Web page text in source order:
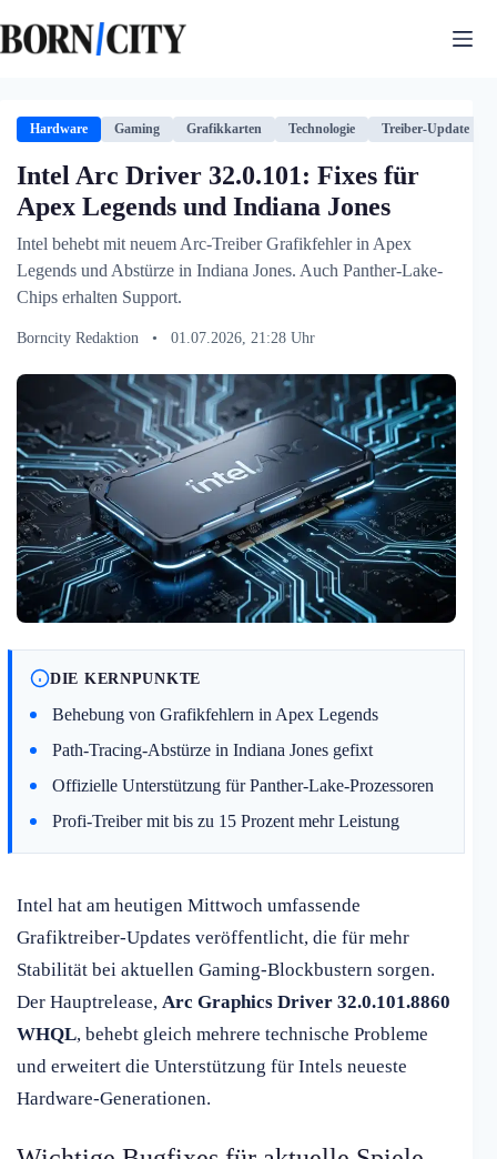
Inhalt
springen
Hardware Gaming Grafikkarten Technologie Treiber-Update
Intel Arc Driver 32.0.101: Fixes für
Apex Legends und Indiana Jones
Intel behebt mit neuem Arc-Treiber Grafikfehler in Apex
Legends und Abstürze in Indiana Jones. Auch Panther-Lake-
Chips erhalten Support.
Borncity Redaktion • 01.07.2026, 21:28 Uhr
DIE KERNPUNKTE
Behebung von Grafikfehlern in Apex Legends
Path-Tracing-Abstürze in Indiana Jones gefixt
Offizielle Unterstützung für Panther-Lake-Prozessoren
Profi-Treiber mit bis zu 15 Prozent mehr Leistung
Intel hat am heutigen Mittwoch umfassende
Grafiktreiber-Updates veröffentlicht, die für mehr
Stabilität bei aktuellen Gaming-Blockbustern sorgen.
Der Hauptrelease, Arc Graphics Driver 32.0.101.8860
WHQL, behebt gleich mehrere technische Probleme
und erweitert die Unterstützung für Intels neueste
Hardware-Generationen.